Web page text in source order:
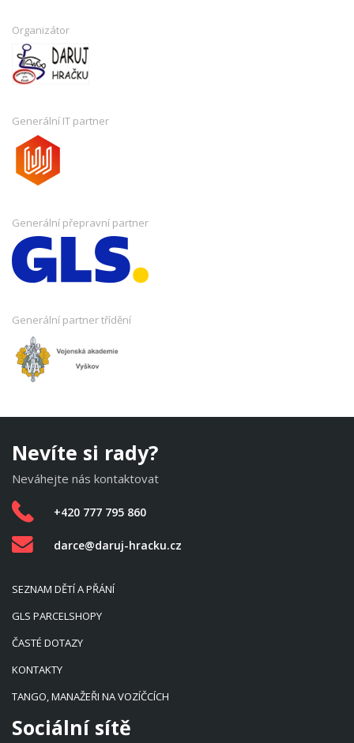
Organizátor
Generální IT partner
Generální přepravní partner
Generální partner třídění
Nevíte si rady?
Neváhejte nás kontaktovat
+420 777 795 860
darce@daruj-hracku.cz
SEZNAM DĚTÍ A PŘÁNÍ
GLS PARCELSHOPY
ČASTÉ DOTAZY
KONTAKTY
TANGO, MANAŽEŘI NA VOZÍČCÍCH
Sociální sítě